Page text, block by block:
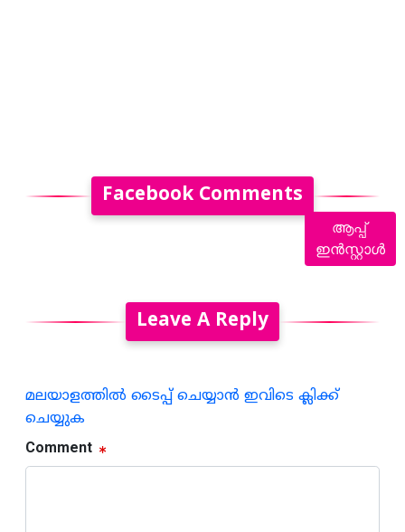
Facebook Comments
Leave A Reply
മലയാളത്തില്‍ ടൈപ്പ് ചെയ്യാന്‍ ഇവിടെ ക്ലിക്ക്
ചെയ്യുക
Comment
ആപ്പ്
ഇൻസ്റ്റാൾ